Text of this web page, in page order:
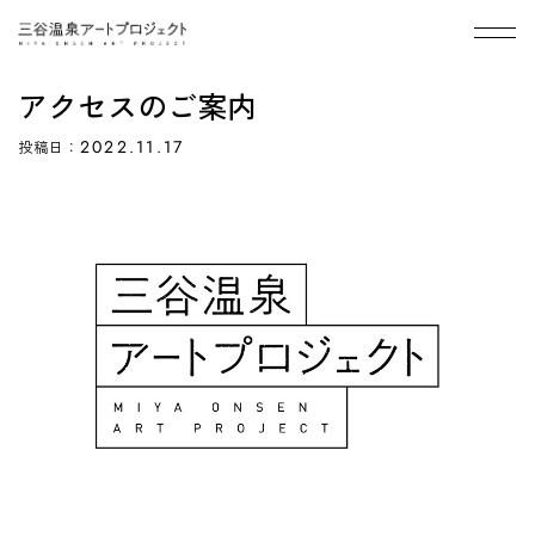
メニ
アクセスのご案内
投稿日： 2022.11.17